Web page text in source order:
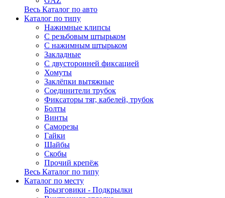
Весь Каталог по авто
Каталог по типу
Нажимные клипсы
С резьбовым штырьком
С нажимным штырьком
Закладные
С двусторонней фиксацией
Хомуты
Заклёпки вытяжные
Соединители трубок
Фиксаторы тяг, кабелей, трубок
Болты
Винты
Саморезы
Гайки
Шайбы
Скобы
Прочий крепёж
Весь Каталог по типу
Каталог по месту
Брызговики - Подкрылки